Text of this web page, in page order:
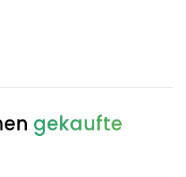
gekaufte